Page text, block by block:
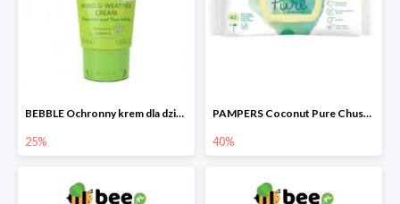
BEBBLE Ochronny krem dla dzieci Wiatr i chłód
25%
PAMPERS Coconut Pure Chusteczki nawilżające
40%